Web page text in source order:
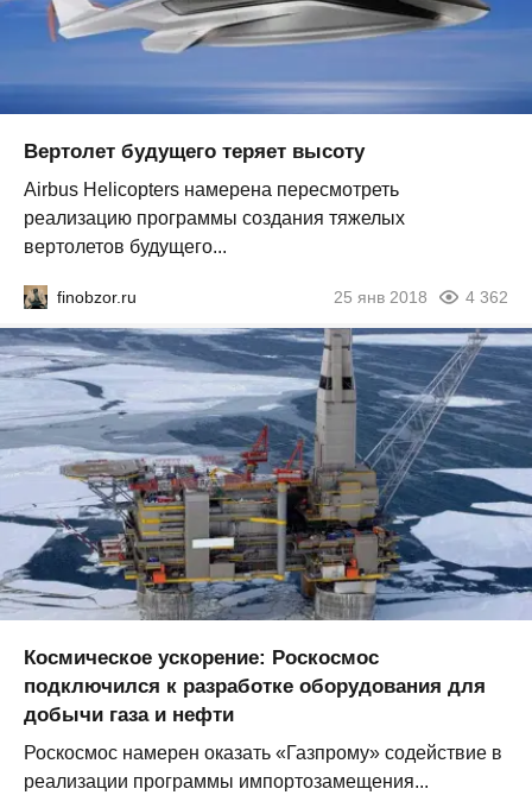
Вертолет будущего теряет высоту
Airbus Helicopters намерена пересмотреть
реализацию программы создания тяжелых
вертолетов будущего...
finobzor.ru 25 янв 2018 4 362
Космическое ускорение: Роскосмос
подключился к разработке оборудования для
добычи газа и нефти
Роскосмос намерен оказать «Газпрому» содействие в
реализации программы импортозамещения...